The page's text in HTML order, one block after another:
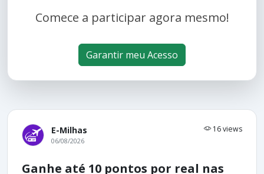
Comece a participar agora mesmo!
Garantir meu Acesso
E-Milhas 16 views
06/08/2026
Ganhe até 10 pontos por real nas